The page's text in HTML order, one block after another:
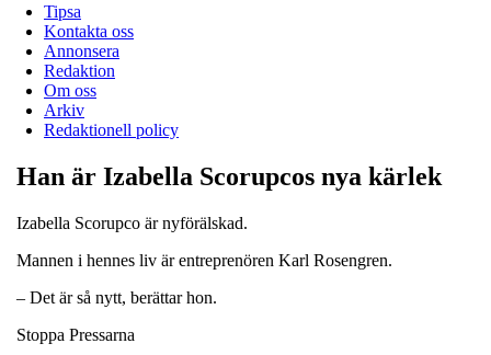
Tipsa
Kontakta oss
Annonsera
Redaktion
Om oss
Arkiv
Redaktionell policy
Han är Izabella Scorupcos nya kärlek
Izabella Scorupco är nyförälskad.
Mannen i hennes liv är entreprenören Karl Rosengren.
– Det är så nytt, berättar hon.
Stoppa Pressarna